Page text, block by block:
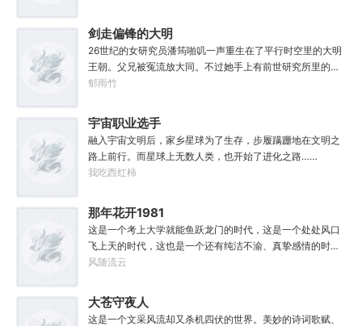
定先在魔门苟住，一世世苦修，不成仙不出山，奈何魔门凶
险异常，遍地都是人材。第一世，吕阳惨遭师姐暗算。第二
世，好不容易反杀师姐，又遭师兄毒手。第三世，第四
世……直到百世之后，再回首，吕阳才发现自己已经成为了
一代魔道巨擘，初圣宗里最畜生的那一个。“魔门个个都是人
剑走偏锋的大明
26世纪的女研究员潘筠啪叽一声重生在了平行时空里的大明
王朝。父兄被冤流放大同。不过她手上有前世研究所里的镇
馆神器——灵境！为救家人，潘筠化身道观小道士，仗剑提
度牒。潘筠大剑拍上去：闭嘴，信不信扣你鱼仔。
郁雨竹
宇宙职业选手
融入宇宙文明后，家乡星球为了生存，步履蹒跚地在文明之
路上前行。而星球上无数人类，也开始了进化之路……
我吃西红柿
那年花开1981
这是一个考上大学就能鱼跃龙门的时代，这是一个处处风口
飞上天的时代，这也是一个还有纯洁不渝、真挚感情的时
代；只不过李野刚刚来到这个时代，却被劝着放弃高考进厂
冲刺型选手会考不上？那岂不是辜负了那么多年体育老师的
教导？”
风随流云
大苍守夜人
这是一个文采风流却又杀机四伏的世界。美妙的诗词歌赋、